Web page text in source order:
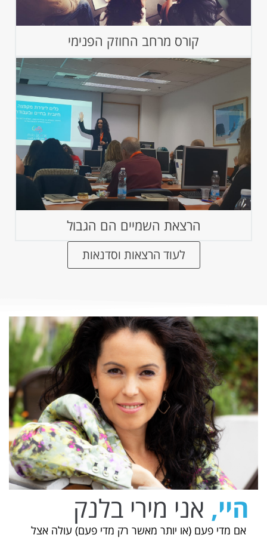
קורס מרחב החוזק הפנימי
הרצאת השמיים הם הגבול
לעוד הרצאות וסדנאות
היי, אני מירי בלנק
אם מדי פעם (או יותר מאשר רק מדי פעם) עולה אצל